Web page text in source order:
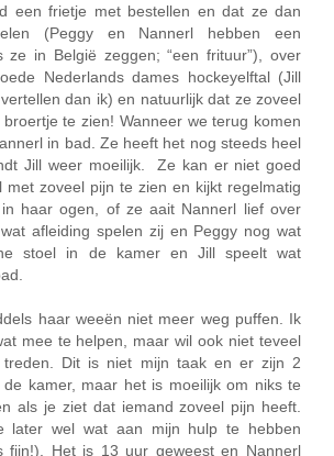
een frietje met bestellen en dat ze dan
(Peggy en Nannerl hebben een
ze in België zeggen; “een frituur”), over
Nederlands dames hockeyelftal (Jill
dan ik) en natuurlijk dat ze zoveel
te zien! Wanneer we terug komen
in bad. Ze heeft het nog steeds heel
Jill weer moeilijk. Ze kan er niet goed
met zoveel pijn te zien en kijkt regelmatig
haar ogen, of ze aait Nannerl lief over
afleiding spelen zij en Peggy nog wat
stoel in de kamer en Jill speelt wat
haar weeën niet meer weg puffen. Ik
mee te helpen, maar wil ook niet teveel
treden. Dit is niet mijn taak en er zijn 2
kamer, maar het is moeilijk om niks te
als je ziet dat iemand zoveel pijn heeft.
later wel wat aan mijn hulp te hebben
fijn!). Het is 13 uur geweest en Nannerl